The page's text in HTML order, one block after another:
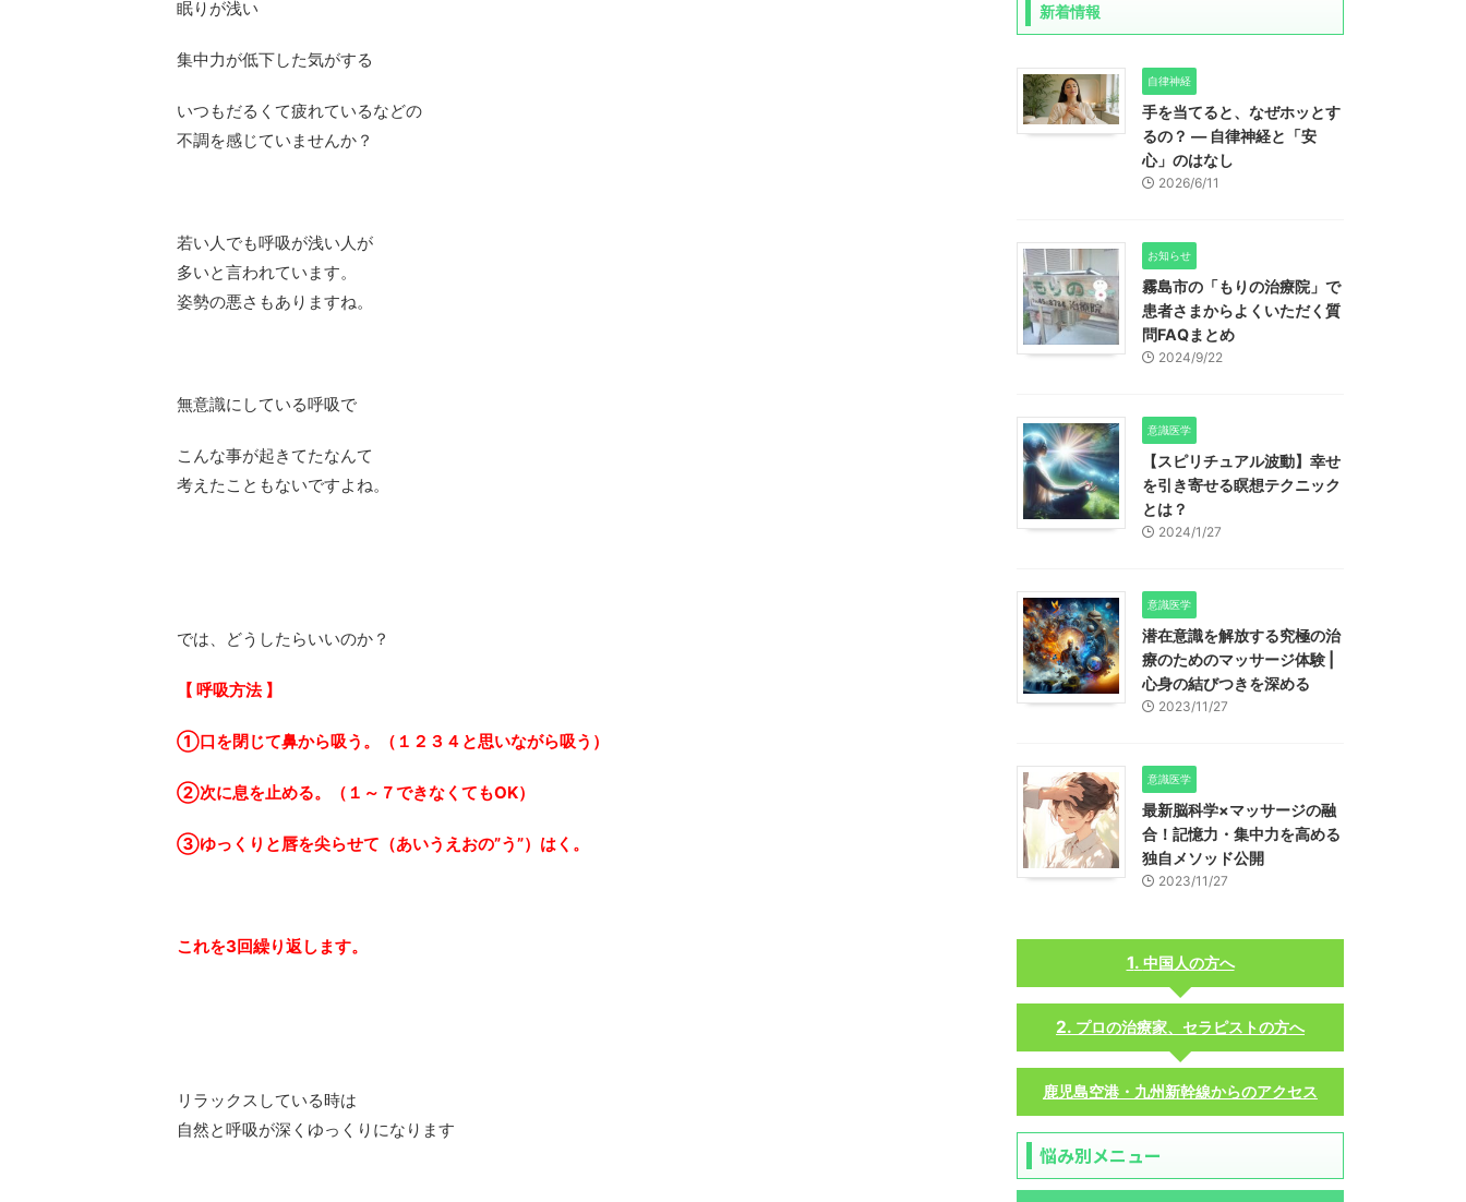
眠りが浅い
集中力が低下した気がする
いつもだるくて疲れているなどの
不調を感じていませんか？
若い人でも呼吸が浅い人が
多いと言われています。
姿勢の悪さもありますね。
無意識にしている呼吸で
こんな事が起きてたなんて
考えたこともないですよね。
では、どうしたらいいのか？
【 呼吸方法 】
①口を閉じて鼻から吸う。（１２３４と思いながら吸う）
②次に息を止める。（１～７できなくてもOK）
③ゆっくりと唇を尖らせて（あいうえおの”う”）はく。
これを3回繰り返します。
リラックスしている時は
自然と呼吸が深くゆっくりになります
新着情報
自律神経
手を当てると、なぜホッとす
るの？ ― 自律神経と「安
心」のはなし
2026/6/11
お知らせ
霧島市の「もりの治療院」で
患者さまからよくいただく質
問FAQまとめ
2024/9/22
意識医学
【スピリチュアル波動】幸せ
を引き寄せる瞑想テクニック
とは？
2024/1/27
意識医学
潜在意識を解放する究極の治
療のためのマッサージ体験 |
心身の結びつきを深める
2023/11/27
意識医学
最新脳科学×マッサージの融
合！記憶力・集中力を高める
独自メソッド公開
2023/11/27
中国人の方へ
プロの治療家、セラピストの方へ
鹿児島空港・九州新幹線からのアクセス
悩み別メニュー